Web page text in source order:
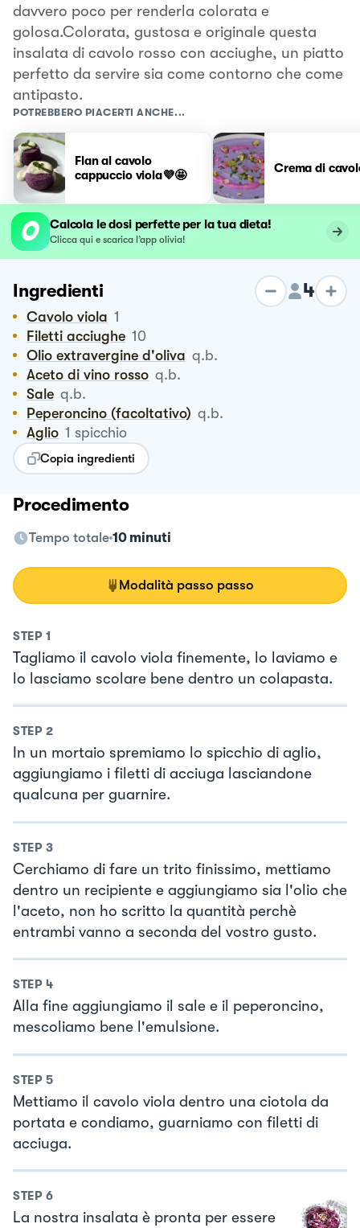
davvero poco per renderla colorata e
golosa.Colorata, gustosa e originale questa
insalata di cavolo rosso con acciughe, un piatto
perfetto da servire sia come contorno che come
antipasto.
POTREBBERO PIACERTI ANCHE...
Flan al cavolo
cappuccio viola💜🤩
Crema di
Calcola le dosi perfette per la tua dieta!
Clicca qui e scarica l’app olivia!
Ingredienti 4
Cavolo viola 1
Filetti acciughe 10
Olio extravergine d'oliva q.b.
Aceto di vino rosso q.b.
Sale q.b.
Peperoncino (facoltativo) q.b.
Aglio 1 spicchio
Copia ingredienti
Procedimento
Tempo totale 10 minuti
Modalità passo passo
STEP 1
Tagliamo il cavolo viola finemente, lo laviamo e
lo lasciamo scolare bene dentro un colapasta.
STEP 2
In un mortaio spremiamo lo spicchio di aglio,
aggiungiamo i filetti di acciuga lasciandone
qualcuna per guarnire.
STEP 3
Cerchiamo di fare un trito finissimo, mettiamo
dentro un recipiente e aggiungiamo sia l'olio che
l'aceto, non ho scritto la quantità perchè
entrambi vanno a seconda del vostro gusto.
STEP 4
Alla fine aggiungiamo il sale e il peperoncino,
mescoliamo bene l'emulsione.
STEP 5
Mettiamo il cavolo viola dentro una ciotola da
portata e condiamo, guarniamo con filetti di
acciuga.
STEP 6
La nostra insalata è pronta per essere